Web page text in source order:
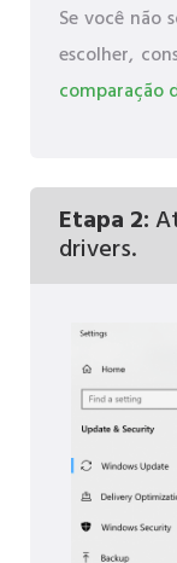
Se você não
escolher,
comparação
Etapa 2:
drivers.